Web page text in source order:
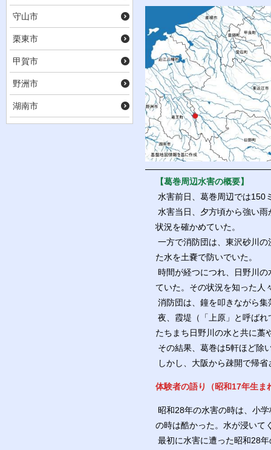
守山市
栗東市
甲賀市
野洲市
湖南市
【葛巻周辺水害の概要】
水害前日、葛巻周辺では150
水害当日、夕方頃から強い
状況を確かめていた。
一方で消防団は、東沢砂川
た水を土嚢で防いでいた。
時間が経つにつれ、日野川
ていた。その状況を知った人
消防団は、鐘を叩きながら
夜、霞堤（「上原」と呼ば
たちまち日野川の水と共に藁
その結果、葛巻は5軒ほど除
しかし、大阪から疎開で帰
体験者の語り（昭和17年生ま
昭和28年の水害の時は、小
の時は酷かった。水が浸いて
最初に水害に遭った昭和28